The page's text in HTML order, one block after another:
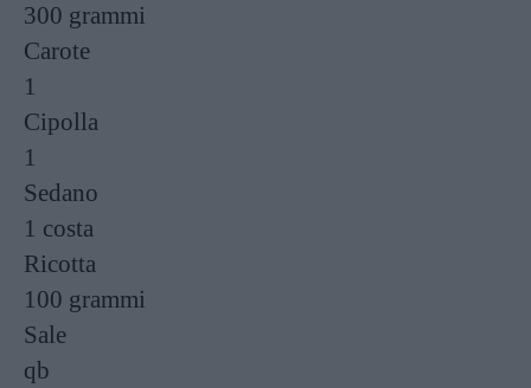
300 grammi
Carote
1
Cipolla
1
Sedano
1 costa
Ricotta
100 grammi
Sale
qb